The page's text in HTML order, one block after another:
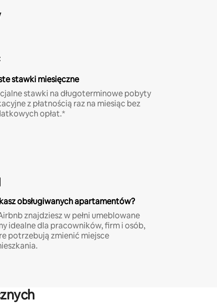
stawki miesięczne
stawki na długoterminowe pobyty
z płatnością raz na miesiąc bez
opłat.*
obsługiwanych apartamentów?
znajdziesz w pełni umeblowane
idealne dla pracowników, firm i osób,
potrzebują zmienić miejsce